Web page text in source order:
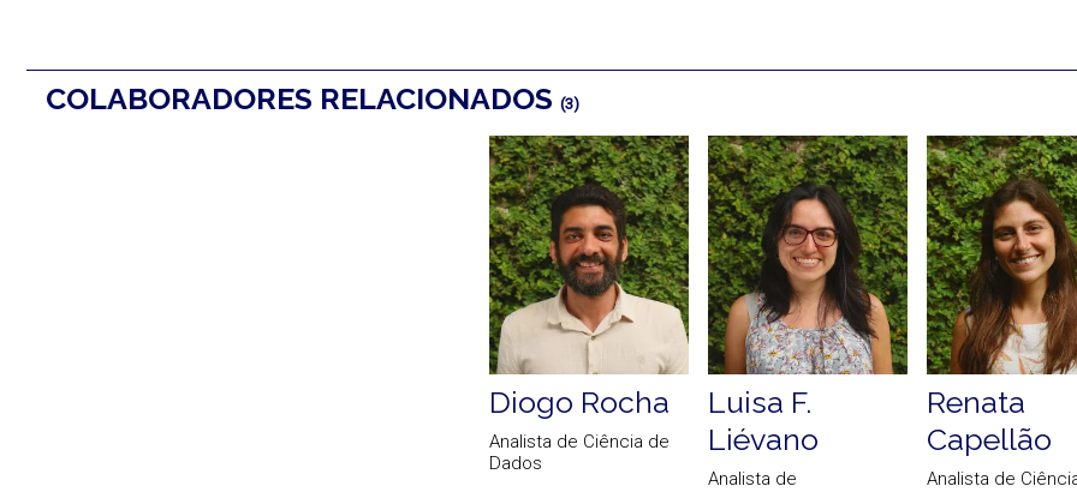
COLABORADORES RELACIONADOS (3)
Diogo Rocha
Analista de Ciência de
Dados
Luisa F.
Liévano
Analista de
Renata
Capellão
Analista de